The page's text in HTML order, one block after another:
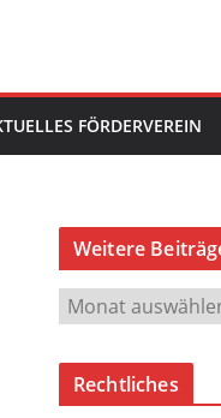
FÖRDERVEREIN
Weitere
W
e
i
Rechtliches